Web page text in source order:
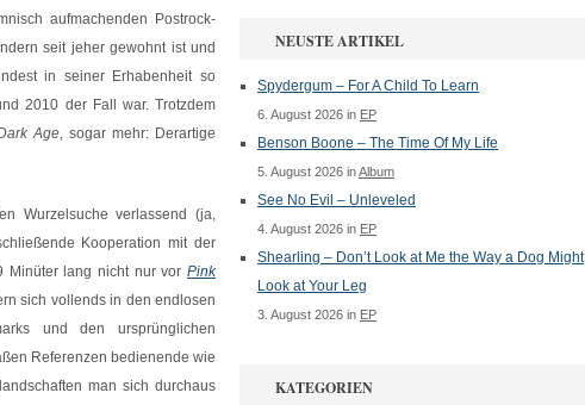
aufmachenden Postrock-
seit jeher gewohnt ist und
in seiner Erhabenheit so
2010 der Fall war. Trotzdem
Age‚ sogar mehr: Derartige
Wurzelsuche verlassend (ja,
Kooperation mit der
Minüter lang nicht nur vorPink
sich vollends in den endlosen
und den ursprünglichen
Referenzen bedienende wie
man sich durchaus
NEUSTE ARTIKEL
Spydergum – For A Child To Learn
6. August 2026 in EP
Benson Boone – The Time Of My Life
5. August 2026 inAlbum
See No Evil – Unleveled
4. August 2026 in EP
Shearling – Don’t Look at Me the Way a Dog Might
Look at Your Leg
3. August 2026 in EP
KATEGORIEN